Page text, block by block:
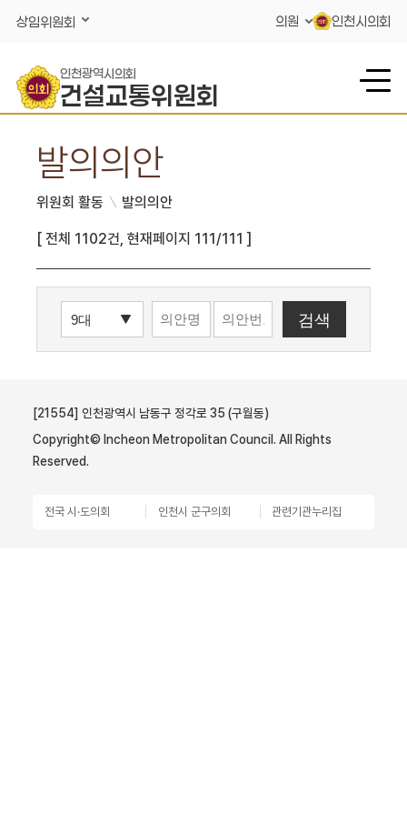
상임위원회 의원 인천시의회
인천광역시의회
건설교통위원회
발의의안
위원회 활동 발의의안
[ 전체 1102건, 현재페이지 111/111 ]
[21554] 인천광역시 남동구 정각로 35 (구월동)
Copyright© Incheon Metropolitan Council. All Rights
Reserved.
전국 시·도의회 인천시 군구의회 관련기관누리집